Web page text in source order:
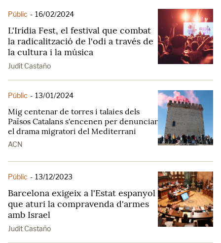
Públic - 16/02/2024
L'Irídia Fest, el festival que combat
la radicalització de l'odi a través de
la cultura i la música
Judit Castaño
Públic - 13/01/2024
Mig centenar de torres i talaies dels
Països Catalans s'encenen per denunciar
el drama migratori del Mediterrani
ACN
Públic - 13/12/2023
Barcelona exigeix a l'Estat espanyol
que aturi la compravenda d'armes
amb Israel
Judit Castaño